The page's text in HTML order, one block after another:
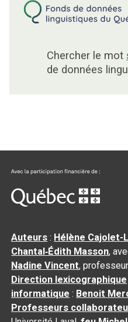
Chercher le mot
de données
Auteurs : Hélène Cajolet-
Chantal‑Édith Masson,
Nadine Vincent,
Direction lexicographique
informatique : Benoit
Professeurs